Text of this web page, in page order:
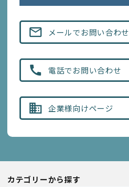
mail_outline メールでお問い合わせ
call 電話でお問い合わせ
business 企業様向けページ
カテゴリーから探す